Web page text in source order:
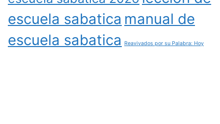
escuela sabatica manual de
escuela sabatica
Reavivados por su Palabra: Hoy